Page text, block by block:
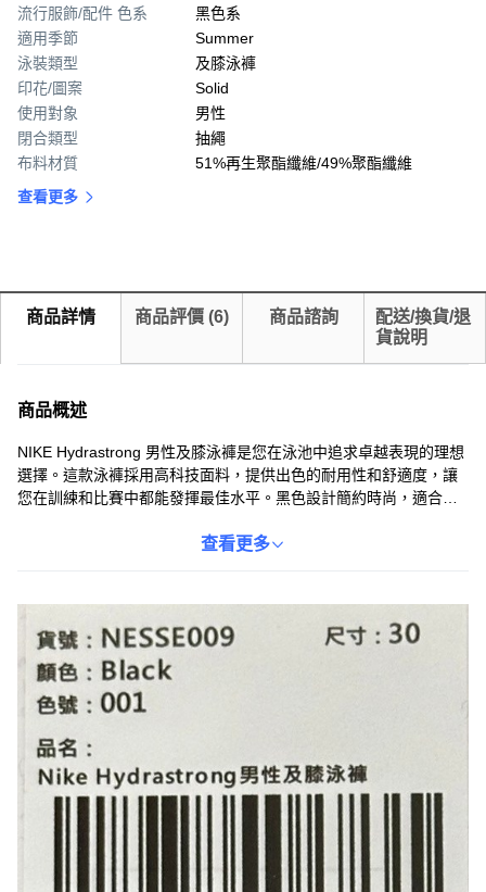
流行服飾/配件 色系
黑色系
適用季節
Summer
泳裝類型
及膝泳褲
印花/圖案
Solid
使用對象
男性
閉合類型
抽繩
布料材質
51%再生聚酯纖維/49%聚酯纖維
查看更多
商品詳情 商品評價 (6) 商品諮詢
配送/換貨/退
貨說明
商品概述
NIKE Hydrastrong 男性及膝泳褲是您在泳池中追求卓越表現的理想
選擇。這款泳褲採用高科技面料，提供出色的耐用性和舒適度，讓
您在訓練和比賽中都能發揮最佳水平。黑色設計簡約時尚，適合各
專業游泳運動員還是日常健身愛好者，這款泳褲都能滿足您的需
查看更多